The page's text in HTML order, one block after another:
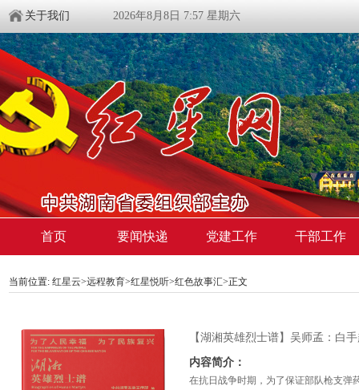
关于我们 2026年8月8日 7:57 星期六
首页 要闻快递 党建工作 干部工作
当前位置: 红星云>远程教育>红星悦听>红色故事汇>正文
【湖湘英雄烈士谱】吴师孟：白
内容简介：
在抗日战争时期，为了保证部队枪支弹